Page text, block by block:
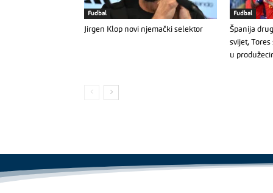
Fudbal
Jirgen Klop novi njemački selektor
Fudbal
Španija
svijet,
u